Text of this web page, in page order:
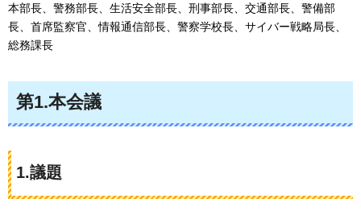
本部長、警務部長、生活安全部長、刑事部長、交通部長、警備部
長、首席監察官、情報通信部長、警察学校長、サイバー戦略局長、
総務課長
第1.本会議
1.議題